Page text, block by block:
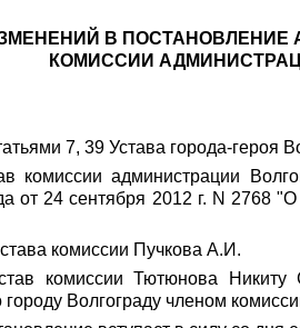
В ПОСТАНОВЛЕНИЕ
КОМИССИИ
7, 39 Устава города-героя
комиссии администрации
от 24 сентября 2012 г. N 2768
комиссии Пучкова А.И.
комиссии Тютюнова Никиту
Волгограду членом